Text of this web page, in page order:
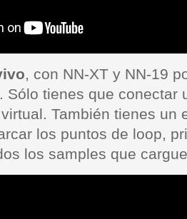
, con NN-XT y NN-19
Sólo tienes que conectar
También tienes un
los puntos de loop,
los samples que